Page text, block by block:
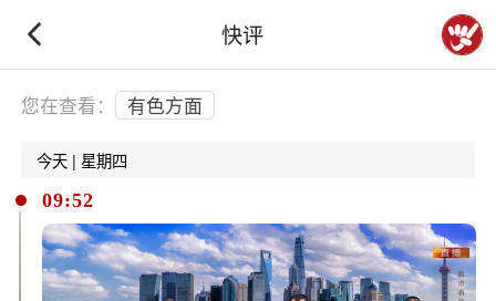
快评
下拉刷新
您在查看： 有色方面
今天 | 星期四
09:52